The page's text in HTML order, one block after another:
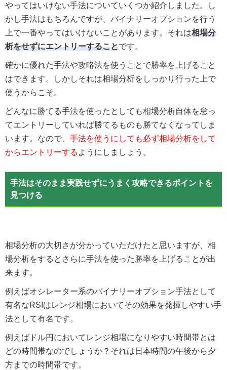
やってはいけない手法についていくつか紹介しました。し
かし手法はもちろんですが、バイナリーオプションを行う
上で一番やってはいけないことがあります。それは相場分
析をせずにエントリーすることです。
確かに優れた手法や攻略法を使うことで勝率を上げること
はできます。しかしそれは相場分析をしっかり行った上で
使うからこそ。
どんなに勝てる手法を使ったとしても相場分析自体を怠っ
てエントリーしていれば勝てるものも勝てなくなってしま
います。なので、 手法を使うにしても必ず相場分析をして
からエントリーする ようにしましょう。
手法はそのまま実践せずにうまく攻略できるポイントを
見つける
相場分析の大切さが分かっていただけたと思いますが、相
場分析をするとさらに手法を使った勝率を上げることが出
来ます。
例えばオシレーター系のバイナリーオプション手法として
有名なRSIはレンジ相場においてその効果を発揮しやすい手
法として有名です。
例えばドル円においてレンジ相場になりやすい時間帯とは
どの時間帯なのでしょうか？それは日本時間の午後から夕
方までの時間帯です。